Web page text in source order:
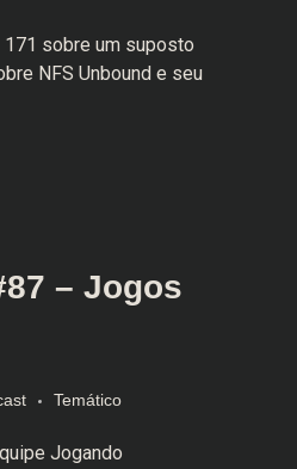
sobre um suposto
NFS Unbound e seu
– Jogos
Temático
Jogando